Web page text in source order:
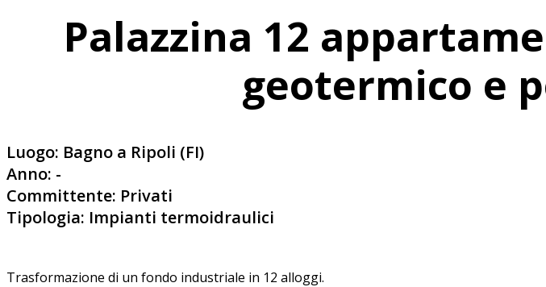
Palazzina 12
geotermico e
Luogo: Bagno a Ripoli (FI)
Anno: -
Committente: Privati
Tipologia: Impianti termoidraulici
Trasformazione di un fondo industriale in 12 alloggi.